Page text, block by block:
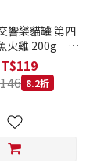
響樂貓罐 第四
火雞 200g｜
200克 主食罐
罐 主食貓罐 德
罐 8.2折